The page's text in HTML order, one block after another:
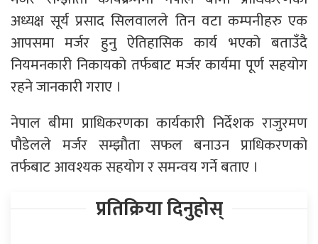
अध्यक्ष सूर्य प्रसाद सिलवालले तिन वटा कम्पनीहरु एक
आपसमा मर्जर हुनु ऐतिहासिक कार्य भएको बताउँदै
नियमनकारी निकायको तर्फबाट मर्जर कार्यमा पूर्ण सहयोग
रहने जानकारी गराए ।
नेपाल बीमा प्राधिकरणका कार्यकारी निर्देशक राजुरमण
पौडेलले मर्जर सम्झौता सफल बनाउन प्राधिकरणको
तर्फबाट आवश्यक सहयोग र समन्वय गर्ने बताए ।
प्रतिक्रिया दिनुहोस्